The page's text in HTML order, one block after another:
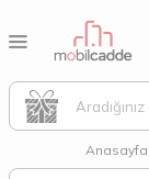
Anasayfa